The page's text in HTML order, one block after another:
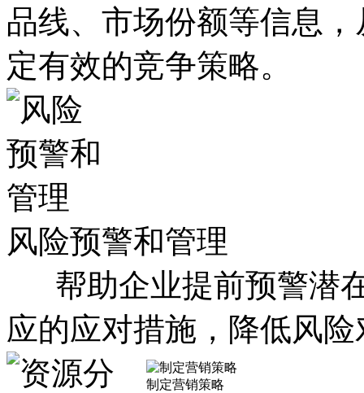
品线、市场份额等信息
定有效的竞争策略。
风险预警和管理
帮助企业提前预警潜
应的应对措施，降低风
制定营销策略